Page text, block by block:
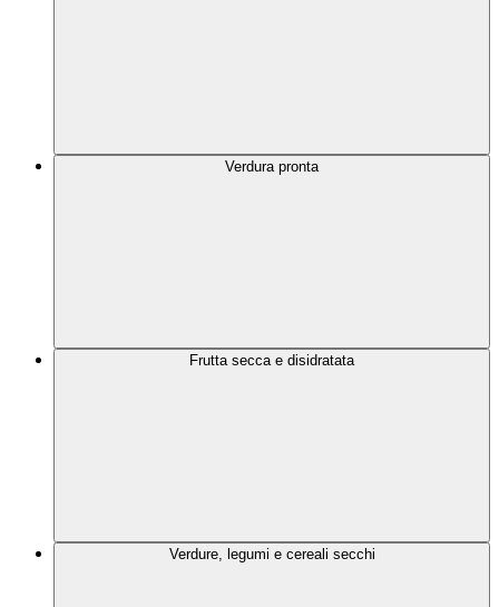
Verdura pronta
Frutta secca e disidratata
Verdure, legumi e cereali secchi